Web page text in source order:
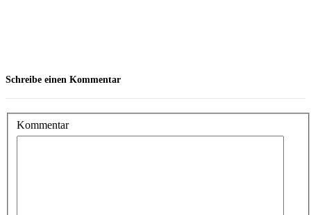
Schreibe einen Kommentar
Kommentar